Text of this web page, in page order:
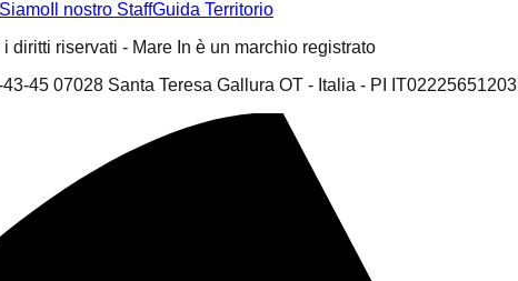
Il nostro StaffGuida Territorio
diritti riservati - Mare In è un marchio registrato
45 07028 Santa Teresa Gallura OT - Italia - PI IT02225651203